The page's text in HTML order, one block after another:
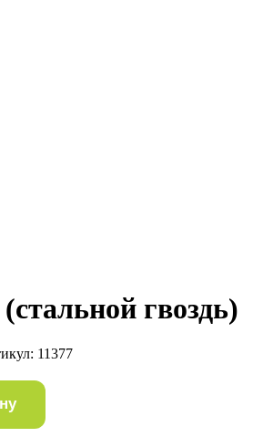
гвоздь)
11377